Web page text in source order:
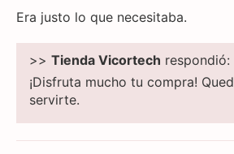
Era justo lo que necesitaba.
>> Tienda Vicortech respondió:
¡Disfruta mucho tu compra!
servirte.